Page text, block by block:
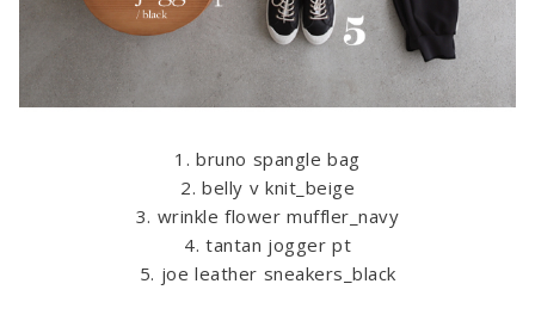
1. bruno spangle bag
2. belly v knit_beige
3. wrinkle flower muffler_navy
4. tantan jogger pt
5. joe leather sneakers_black